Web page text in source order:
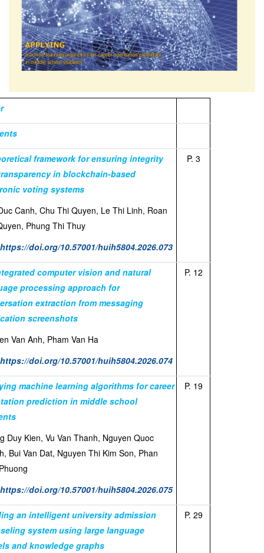
framework for ensuring integrity
in blockchain-based
voting systems
Canh, Chu Thi Quyen, Le Thi Linh, Roan
Phung Thi Thuy
https://doi.org/10.57001/huih5804.2026.073
P. 3
computer vision and natural
processing approach for
extraction from messaging
screenshots
Van Anh, Pham Van Ha
https://doi.org/10.57001/huih5804.2026.074
P. 12
machine learning algorithms for career
prediction in middle school
Duy Kien, Vu Van Thanh, Nguyen Quoc
Bui Van Dat, Nguyen Thi Kim Son, Phan
https://doi.org/10.57001/huih5804.2026.075
P. 19
an intelligent university admission
system using large language
and knowledge graphs
P. 29